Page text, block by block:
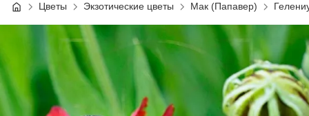
Цветы Экзотические цветы Мак (Папавер)